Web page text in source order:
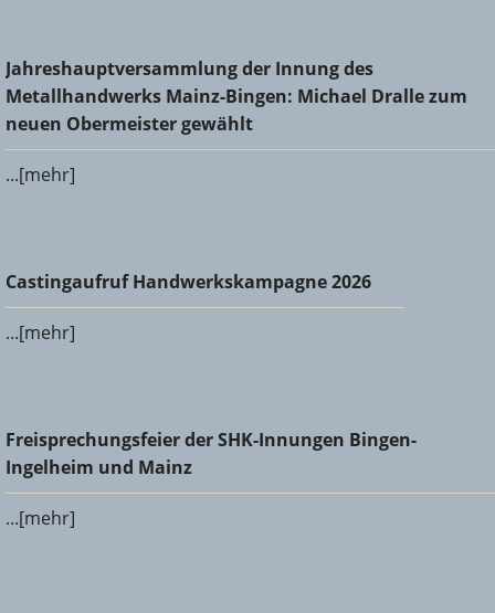
Jahreshauptversammlung der Innung des
Metallhandwerks Mainz-Bingen: Michael Dralle zum neuen
Obermeister gewählt
Jahreshauptversammlung der Innung des
Metallhandwerks Mainz-Bingen: Michael Dralle zum
neuen Obermeister gewählt
...[mehr]
Castingaufruf Handwerkskampagne 2026
Castingaufruf Handwerkskampagne 2026
...[mehr]
Freisprechungsfeier der SHK-Innungen Bingen-Ingelheim
und Mainz
Freisprechungsfeier der SHK-Innungen Bingen-
Ingelheim und Mainz
...[mehr]